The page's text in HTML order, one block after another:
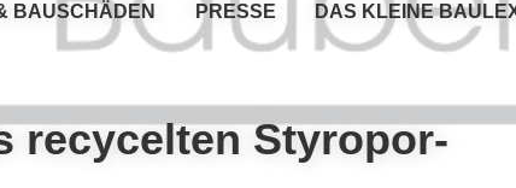
BAUSCHÄDEN PRESSE DAS KLEINE
recycelten Styropor-